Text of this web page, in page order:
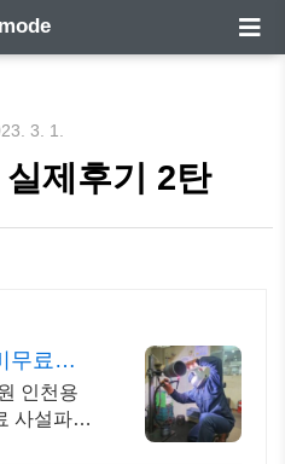
3. 1.
제후기 2탄
무료교
주말반
인천용
사설파이